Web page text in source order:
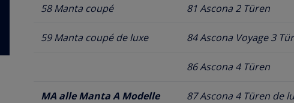
58 Manta coupé 81 Ascona 2 Türen
59 Manta coupé de luxe 84 Ascona Voyage 3
86 Ascona 4 Türen
MA alle Manta A Modelle 87 Ascona 4 Türen de